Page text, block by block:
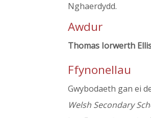
Nghaerdydd.
Awdur
Thomas Iorwerth
Ffynonellau
Gwybodaeth gan ei
Welsh Secondary